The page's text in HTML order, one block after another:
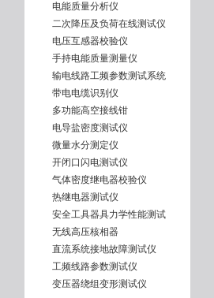
电能质量分析仪
二次降压及负荷在线测试仪
电压互感器校验仪
手持电能质量测量仪
输电线路工频参数测试系统
带电电缆识别仪
多功能高空接线钳
电导盐密度测试仪
微量水分测定仪
开闭口闪电测试仪
气体密度继电器校验仪
热继电器测试仪
安全工具器具力学性能测试
无线高压核相器
直流系统接地故障测试仪
工频线路参数测试仪
变压器绕组变形测试仪